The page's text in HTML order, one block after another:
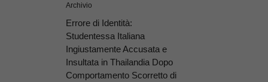
Archivio
Errore di Identità:
Studentessa Italiana
Ingiustamente Accusata e
Insultata in Thailandia Dopo
Comportamento Scorretto di